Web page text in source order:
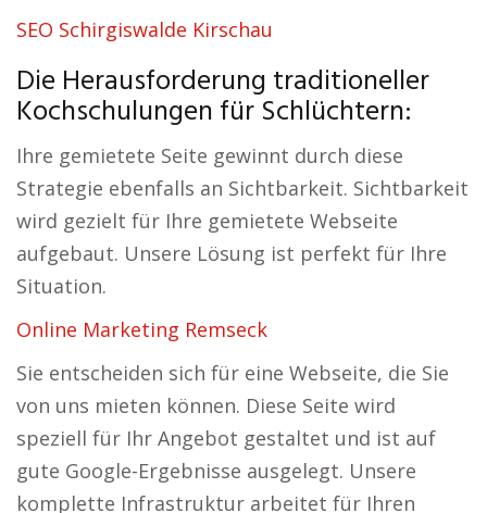
SEO Schirgiswalde Kirschau
Die Herausforderung traditioneller
Kochschulungen für Schlüchtern:
Ihre gemietete Seite gewinnt durch diese
Strategie ebenfalls an Sichtbarkeit. Sichtbarkeit
wird gezielt für Ihre gemietete Webseite
aufgebaut. Unsere Lösung ist perfekt für Ihre
Situation.
Online Marketing Remseck
Sie entscheiden sich für eine Webseite, die Sie
von uns mieten können. Diese Seite wird
speziell für Ihr Angebot gestaltet und ist auf
gute Google-Ergebnisse ausgelegt. Unsere
komplette Infrastruktur arbeitet für Ihren